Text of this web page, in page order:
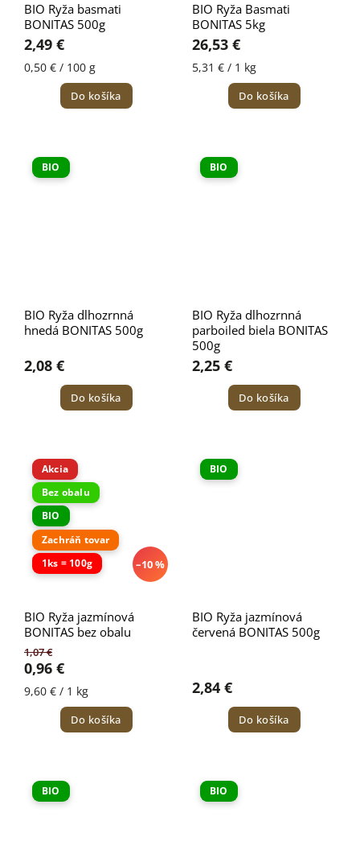
BIO Ryža basmati
BONITAS 500g
2,49 €
0,50 € / 100 g
Do košíka
BIO Ryža Basmati
BONITAS 5kg
26,53 €
5,31 € / 1 kg
Do košíka
BIO
BIO Ryža dlhozrnná
hnedá BONITAS 500g
2,08 €
Do košíka
BIO
BIO Ryža dlhozrnná
parboiled biela BONITAS
500g
2,25 €
Do košíka
Akcia
Bez obalu
BIO
Zachráň tovar
1ks = 100g
–10 %
BIO Ryža jazmínová
BONITAS bez obalu
1,07 €
0,96 €
9,60 € / 1 kg
Do košíka
BIO
BIO Ryža jazmínová
červená BONITAS 500g
2,84 €
Do košíka
BIO BIO